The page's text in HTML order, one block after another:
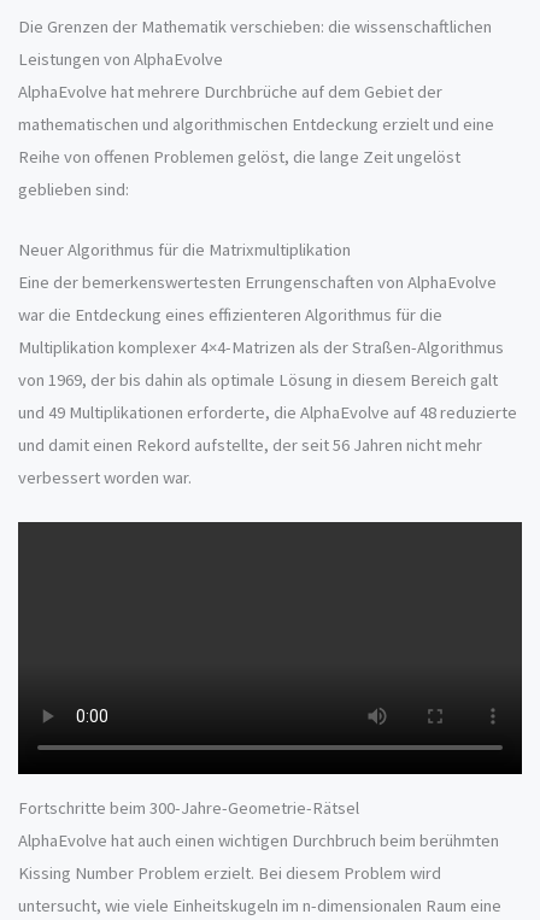
Die Grenzen der Mathematik verschieben: die wissenschaftlichen
Leistungen von AlphaEvolve
AlphaEvolve hat mehrere Durchbrüche auf dem Gebiet der
mathematischen und algorithmischen Entdeckung erzielt und eine
Reihe von offenen Problemen gelöst, die lange Zeit ungelöst
geblieben sind:
Neuer Algorithmus für die Matrixmultiplikation
Eine der bemerkenswertesten Errungenschaften von AlphaEvolve
war die Entdeckung eines effizienteren Algorithmus für die
Multiplikation komplexer 4×4-Matrizen als der Straßen-Algorithmus
von 1969, der bis dahin als optimale Lösung in diesem Bereich galt
und 49 Multiplikationen erforderte, die AlphaEvolve auf 48 reduzierte
und damit einen Rekord aufstellte, der seit 56 Jahren nicht mehr
verbessert worden war.
Fortschritte beim 300-Jahre-Geometrie-Rätsel
AlphaEvolve hat auch einen wichtigen Durchbruch beim berühmten
Kissing Number Problem erzielt. Bei diesem Problem wird
untersucht, wie viele Einheitskugeln im n-dimensionalen Raum eine